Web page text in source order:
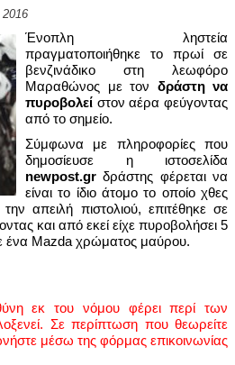
2016
Ένοπλη ληστεία
πραγματοποιήθηκε το πρωί σε
βενζινάδικο στη λεωφόρο
Μαραθώνος με τον δράστη να
πυροβολεί στον αέρα φεύγοντας
από το σημείο.
Σύμφωνα με πληροφορίες που
δημοσίευσε η ιστοσελίδα
newpost.grδράστης φέρεται να
είναι το ίδιο άτομο το οποίο χθες
απειλή πιστολιού, επιτέθηκε σε
και από εκεί είχε πυροβολήσει 5
ένα Mazda χρώματος μαύρου.
εκ του νόμου φέρει περί των
Σε περίπτωση που θεωρείτε
μέσω της φόρμας επικοινωνίας